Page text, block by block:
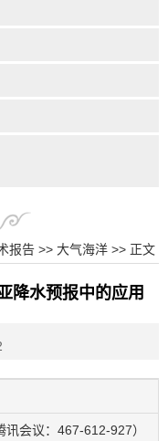
报告 >> 大气海洋 >> 正文
降水预报中的应用
会议：467-612-927）